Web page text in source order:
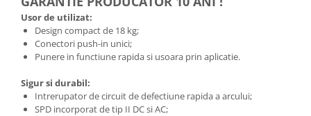
Usor de utilizat:
Design compact de 18 kg;
Conectori push-in unici;
Punere in functiune rapida si usoara prin aplicatie.
Sigur si durabil:
Intrerupator de circuit de defectiune rapida a arcului;
SPD incorporat de tip II DC si AC;